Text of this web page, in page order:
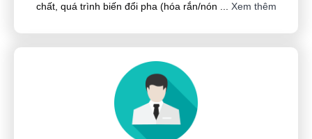
chất, quá trình biến đổi pha (hóa rắn/nón
Xem thêm